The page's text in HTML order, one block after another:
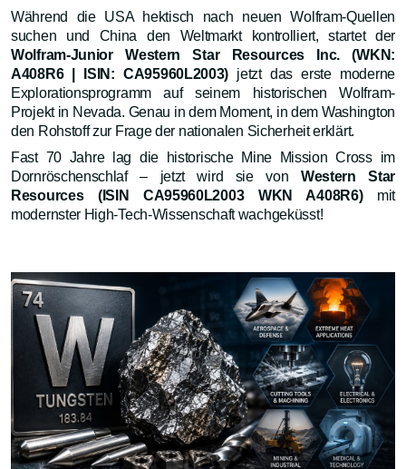
Während die USA hektisch nach neuen Wolfram-Quellen
suchen und China den Weltmarkt kontrolliert, startet der
Wolfram-Junior
Western Star Resources Inc. (WKN:
A408R6 | ISIN: CA95960L2003) jetzt das erste moderne
Explorationsprogramm auf seinem historischen Wolfram-
Projekt in Nevada. Genau in dem Moment, in dem Washington
den Rohstoff zur Frage der nationalen Sicherheit erklärt.
Fast 70 Jahre lag die historische Mine Mission Cross im
Dornröschenschlaf – jetzt wird sie von Western Star
Resources (ISIN CA95960L2003 WKN A408R6)mit
modernster High-Tech-Wissenschaft wachgeküsst!